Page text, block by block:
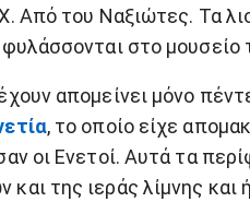
Από του Ναξιώτες. Τα
στο μουσείο
απομείνει μόνο
, το οποίο είχε
οι Ενετοί. Αυτά τα
της ιεράς λίμνης και